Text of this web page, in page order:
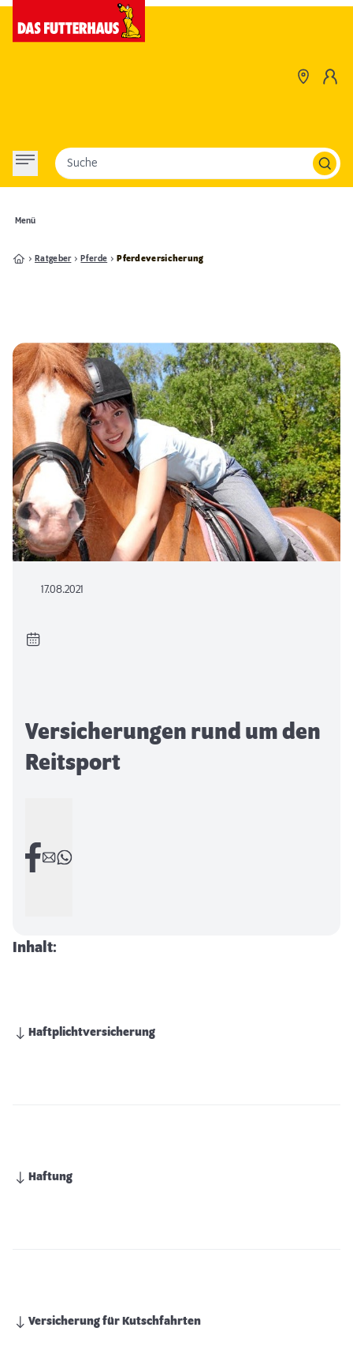
Menü
Suche
Ratgeber Pferde Pferdeversicherung
17.08.2021
Versicherungen rund um den
Reitsport
Inhalt:
Haftplichtversicherung
Haftung
Versicherung für Kutschfahrten